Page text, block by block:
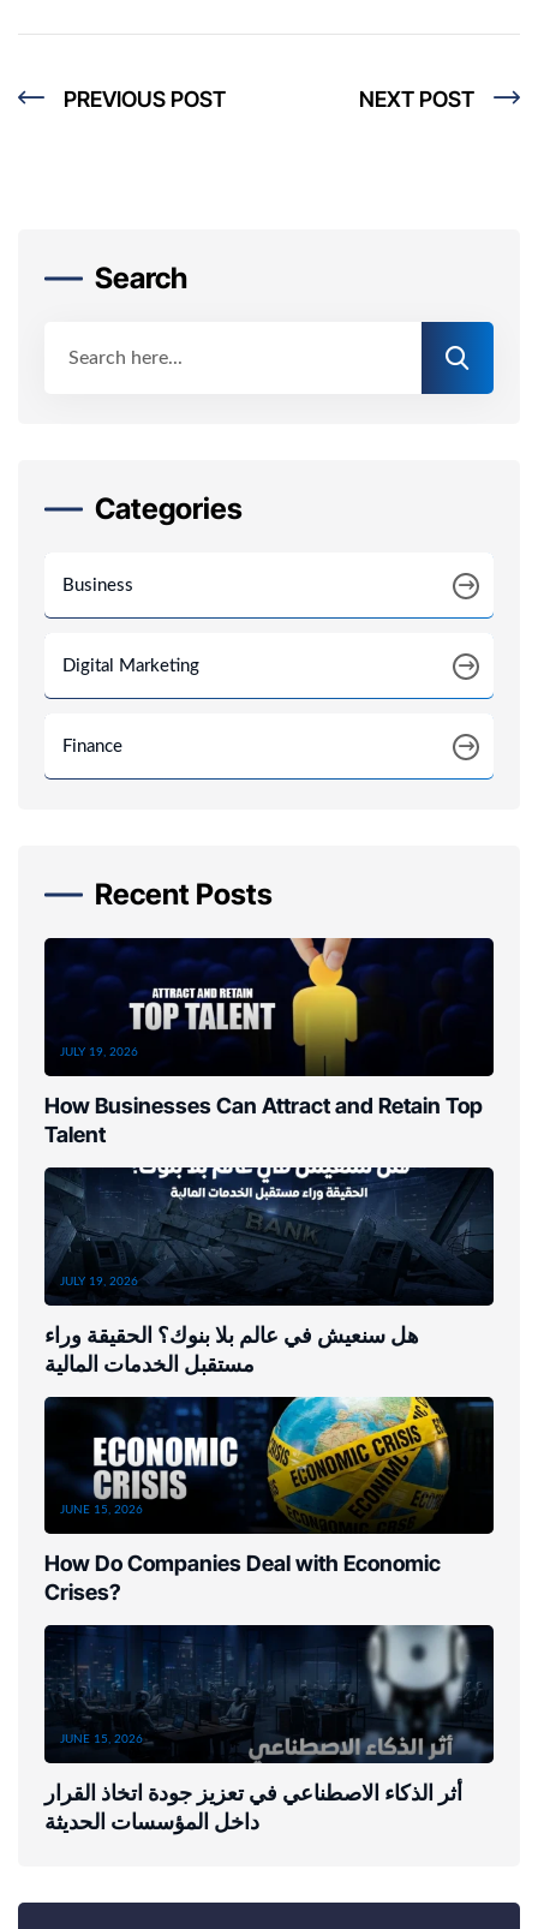
PREVIOUS POST NEXT POST
Search
Categories
Business
Digital Marketing
Finance
Recent Posts
JULY 19, 2026
How Businesses Can Attract and Retain Top
Talent
JULY 19, 2026
هل سنعيش في عالم بلا بنوك؟ الحقيقة وراء
مستقبل الخدمات المالية
JUNE 15, 2026
How Do Companies Deal with Economic
Crises?
JUNE 15, 2026
أثر الذكاء الاصطناعي في تعزيز جودة اتخاذ القرار
داخل المؤسسات الحديثة